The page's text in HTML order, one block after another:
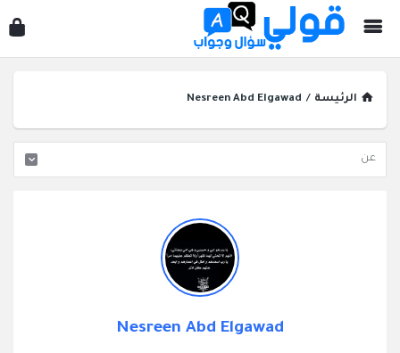
الرئيسة /
Nesreen Abd Elgawad
Nesreen Abd Elgawad